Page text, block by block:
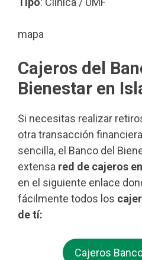
mapa
Cajeros del
Bienestar en
Si necesitas realizar
otra transacción
sencilla, el Banco del
extensa red de cajeros
en el siguiente enlace
fácilmente todos los
de tí:
Cajeros